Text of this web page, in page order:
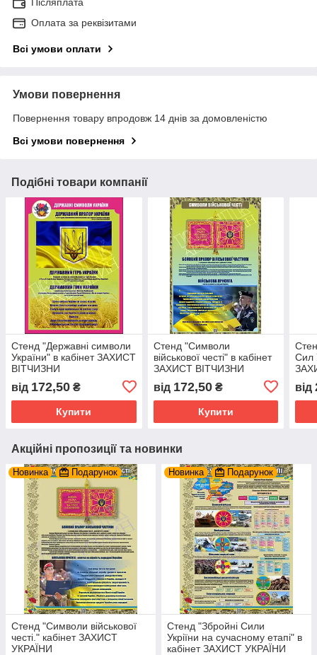
Післяплата
Оплата за реквізитами
Всі умови оплати
Умови повернення
Повернення товару впродовж 14 днів за домовленістю
Всі умови повернення
Подібні товари компанії
Стенд "Державні символи
України" в кабінет ЗАХИСТ
ВІТЧИЗНИ
від 172,50 ₴
Купити
Стенд "Символи
військової честі" в кабінет
ЗАХИСТ ВІТЧИЗНИ
від 172,50₴
Купити
Сил
від
Акційні пропозиції та новинки
Новинка Подарунок
Стенд "Символи військової
честі." кабінет ЗАХИСТ
УКРАЇНИ
Новинка Подарунок
Стенд "Збройні Сили
Укріїни на сучасному етапі" в
кабінет ЗАХИСТ УКРАЇНИ